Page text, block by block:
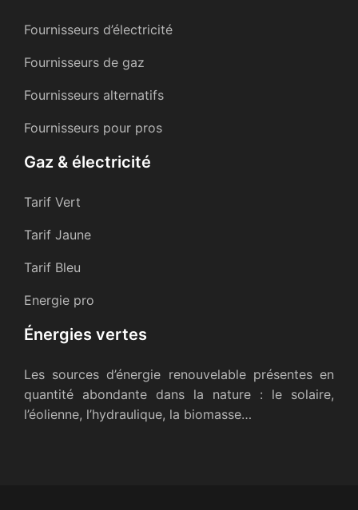
Fournisseurs d’électricité
Fournisseurs de gaz
Fournisseurs alternatifs
Fournisseurs pour pros
Gaz & électricité
Tarif Vert
Tarif Jaune
Tarif Bleu
Energie pro
Énergies vertes
Les sources d’énergie renouvelable présentes en
quantité abondante dans la nature : le solaire,
l’éolienne, l’hydraulique, la biomasse…